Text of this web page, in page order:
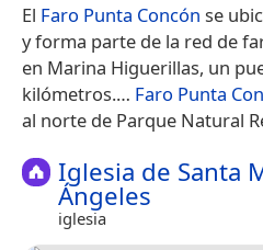
El Faro Punta Concón se
y forma parte de la red de
en Marina Higuerillas, un
kilómetros.​… Faro Punta
al norte de Parque Natural
Iglesia de Santa
Ángeles
iglesia